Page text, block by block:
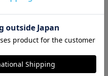
ハバハンク HAV-A-HANK バンダ